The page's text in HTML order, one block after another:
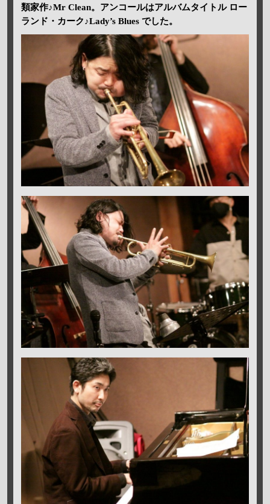
類家作♪Mr Clean。アンコールはアルバムタイトル ロー
ランド・カーク♪Lady’s Blues でした。